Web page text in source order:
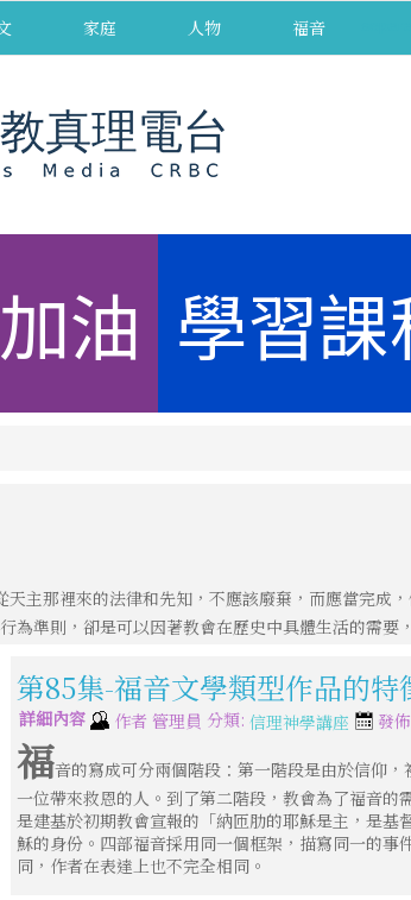
家庭 人物 福音
油 學習課
主那裡來的法律和先知，不應該廢棄，而應當完成
準則，卻是可以因著教會在歷史中具體生活的需要
第85集-福音文學類型作品的特
詳細內容 作者 管理員 分類: 信理神學講座 發
福音的寫成可分兩個階段：第一階段是由於信仰
一位帶來救恩的人。到了第二階段，教會為了福音
是建基於初期教會宣報的「納匝肋的耶穌是主，是
穌的身份。四部福音採用同一個框架，描寫同一的
同，作者在表達上也不完全相同。